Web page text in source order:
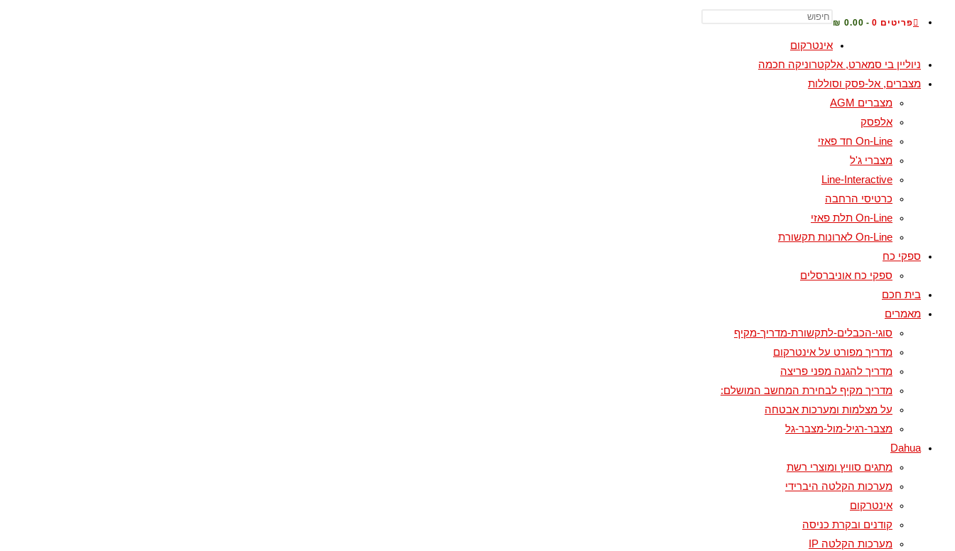
פריטים 0 0.00 ₪
אינטרקום
ניוליין בי סמארט, אלקטרוניקה חכמה
מצברים, אל-פסק וסוללות
מצברים AGM
אלפסק
On-Line חד פאזי
מצברי ג'ל
Line-Interactive
כרטיסי הרחבה
On-Line תלת פאזי
On-Line לארונות תקשורת
ספקי כח
ספקי כח אוניברסלים
בית חכם
מאמרים
סוגי-הכבלים-לתקשורת-מדריך-מקיף
מדריך מפורט על אינטרקום
מדריך להגנה מפני פריצה
מדריך מקיף לבחירת המחשב המושלם:
על מצלמות ומערכות אבטחה
מצבר-רגיל-מול-מצבר-גל
Dahua
מתגים סוויץ ומוצרי רשת
מערכות הקלטה היברידי
אינטרקום
קודנים ובקרת כניסה
מערכות הקלטה IP